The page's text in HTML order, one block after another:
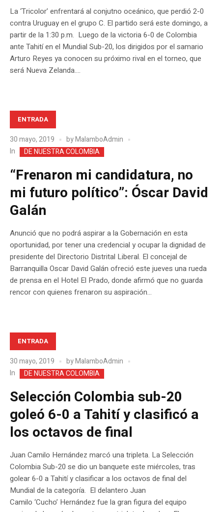
La ‘Tricolor’ enfrentará al conjutno oceánico, que perdió 2-0
contra Uruguay en el grupo C. El partido será este domingo, a
partir de la 1:30 p.m. Luego de la victoria 6-0 de Colombia
ante Tahití en el Mundial Sub-20, los dirigidos por el samario
Arturo Reyes ya conocen su próximo rival en el torneo, que
será Nueva Zelanda....
ENTRADA
30 mayo, 2019 byMalamboAdmin
In
DE NUESTRA COLOMBIA
“Frenaron mi candidatura, no
mi futuro político”: Óscar David
Galán
Anunció que no podrá aspirar a la Gobernación en esta
oportunidad, por tener una credencial y ocupar la dignidad de
presidente del Directorio Distrital Liberal. El concejal de
Barranquilla Oscar David Galán ofreció este jueves una rueda
de prensa en el Hotel El Prado, donde afirmó que no guarda
rencor con quienes frenaron su aspiración...
ENTRADA
30 mayo, 2019 byMalamboAdmin
In
DE NUESTRA COLOMBIA
Selección Colombia sub-20
goleó 6-0 a Tahití y clasificó a
los octavos de final
Juan Camilo Hernández marcó una tripleta. La Selección
Colombia Sub-20 se dio un banquete este miércoles, tras
golear 6-0 a Tahití y clasificar a los octavos de final del
Mundial de la categoría. El delantero Juan
Camilo ‘Cucho’ Hernández fue la gran figura del equipo